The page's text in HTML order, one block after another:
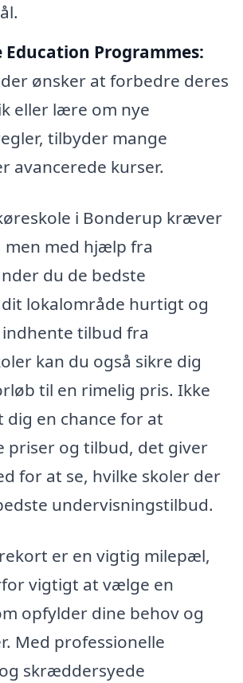
Education Programmes:
ønsker at forbedre deres
eller lære om nye
tilbyder mange
avancerede kurser.
i Bonderup kræver
men med hjælp fra
du de bedste
lokalområde hurtigt og
tilbud fra
kan du også sikre dig
til en rimelig pris. Ikke
dig en chance for at
priser og tilbud, det giver
for at se, hvilke skoler der
undervisningstilbud.
er en vigtig milepæl,
vigtigt at vælge en
opfylder dine behov og
Med professionelle
skræddersyede